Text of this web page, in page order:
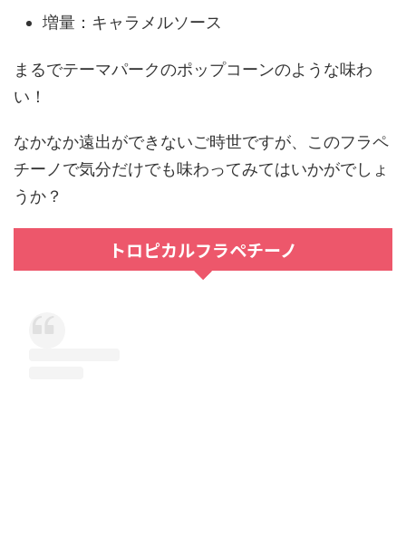
増量：キャラメルソース
まるでテーマパークのポップコーンのような味わ
い！
なかなか遠出ができないご時世ですが、このフラペ
チーノで気分だけでも味わってみてはいかがでしょ
うか？
トロピカルフラペチーノ